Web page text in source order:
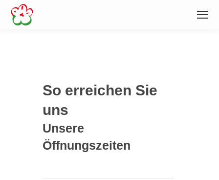
So erreichen Sie
uns
Unsere
Öffnungszeiten